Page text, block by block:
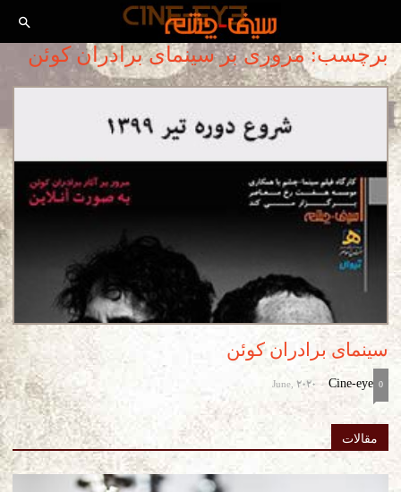
برچسب: مروری بر سینمای برادران کوئن
سینمای برادران کوئن
Cine-eye
-
June, 2020 0
مقالات